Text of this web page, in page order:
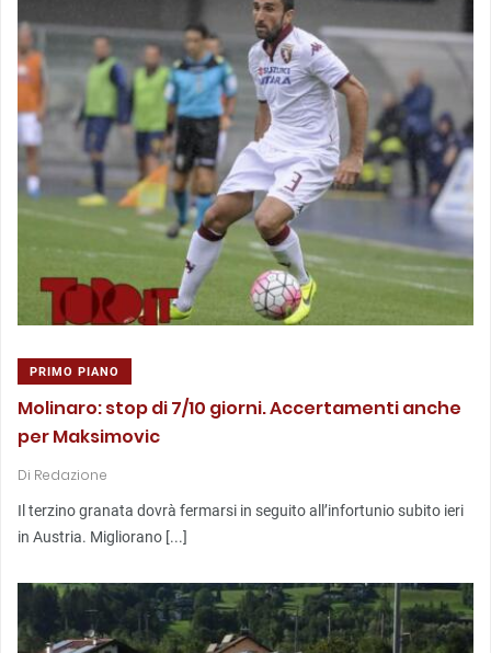
PRIMO PIANO
Molinaro: stop di 7/10 giorni. Accertamenti anche
per Maksimovic
Di Redazione
Il terzino granata dovrà fermarsi in seguito all’infortunio subito ieri
in Austria. Migliorano [...]